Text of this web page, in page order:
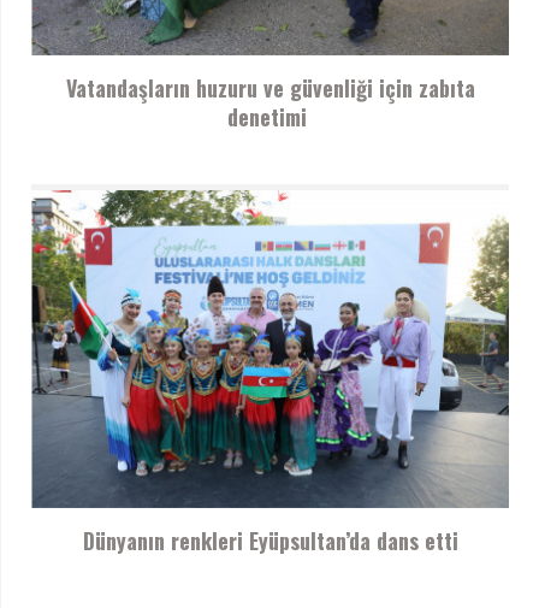
Vatandaşların huzuru ve güvenliği için zabıta
denetimi
Dünyanın renkleri Eyüpsultan’da dans etti